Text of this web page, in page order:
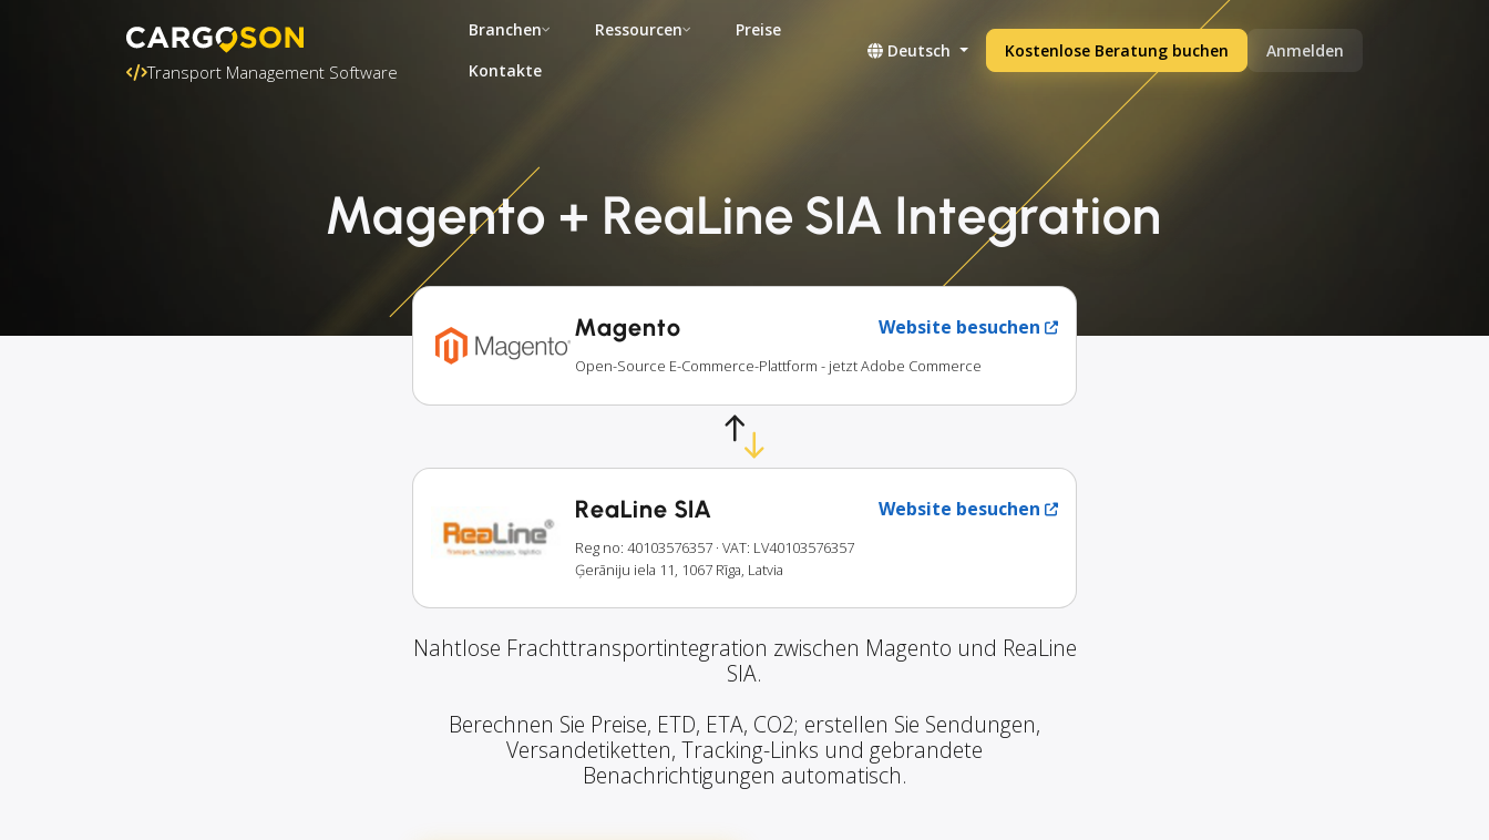
Transport Management Software
Branchen Ressourcen
Preise
Kontakte
Deutsch Kostenlose Beratung buchen Anmelden
Magento + ReaLine SIA Integration
Magento Website besuchen
Open-Source E-Commerce-Plattform - jetzt Adobe Commerce
ReaLine SIA Website besuchen
Reg no: 40103576357 · VAT: LV40103576357
Ģerāniju iela 11, 1067 Rīga, Latvia
Nahtlose Frachttransportintegration zwischen Magento und ReaLine
SIA.
Berechnen Sie Preise, ETD, ETA, CO2; erstellen Sie Sendungen,
Versandetiketten, Tracking-Links und gebrandete
Benachrichtigungen automatisch.